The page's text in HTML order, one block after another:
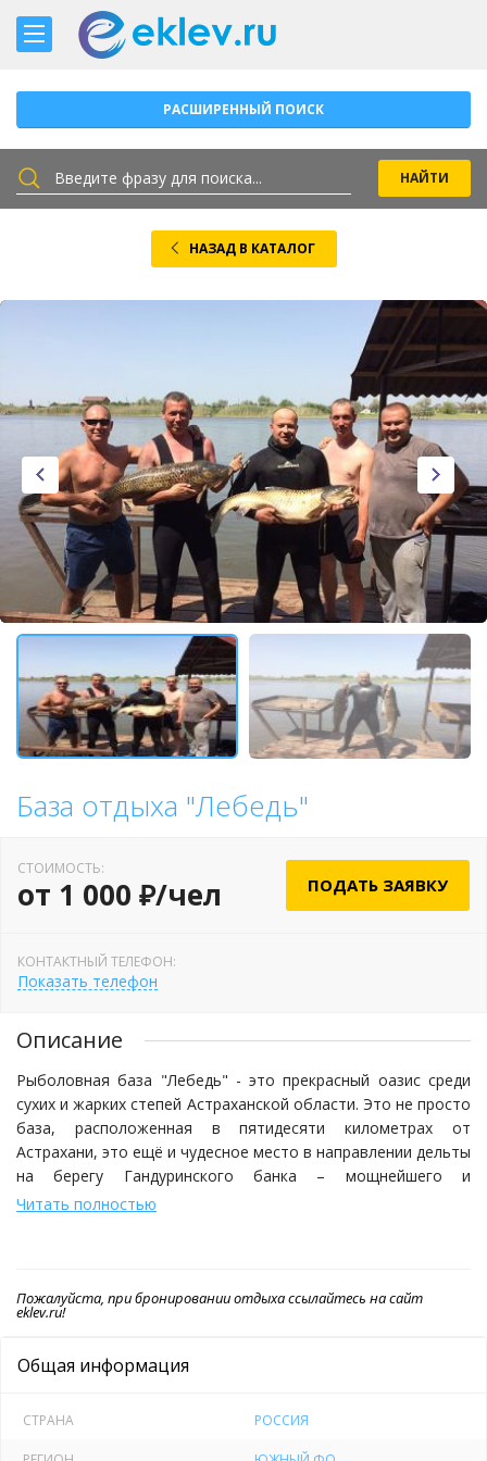
РАСШИРЕННЫЙ ПОИСК
НАЗАД В КАТАЛОГ
База отдыха "Лебедь"
СТОИМОСТЬ:
от 1 000 ₽/чел ПОДАТЬ ЗАЯВКУ
КОНТАКТНЫЙ ТЕЛЕФОН:
Показать телефон
Описание
Рыболовная база "Лебедь" - это прекрасный оазис среди
сухих и жарких степей Астраханской области. Это не просто
база, расположенная в пятидесяти километрах от
Астрахани, это ещё и чудесное место в направлении дельты
на берегу Гандуринского банка – мощнейшего и
богатейшего банка на улов в дельте Волги.
круглосуточно охраняется.
Камызякского района, что дает возможность предоставить
Читать полностью
Пожалуйста, при бронировании отдыха ссылайтесь на сайт
eklev.ru!
Общая информация
СТРАНА РОССИЯ